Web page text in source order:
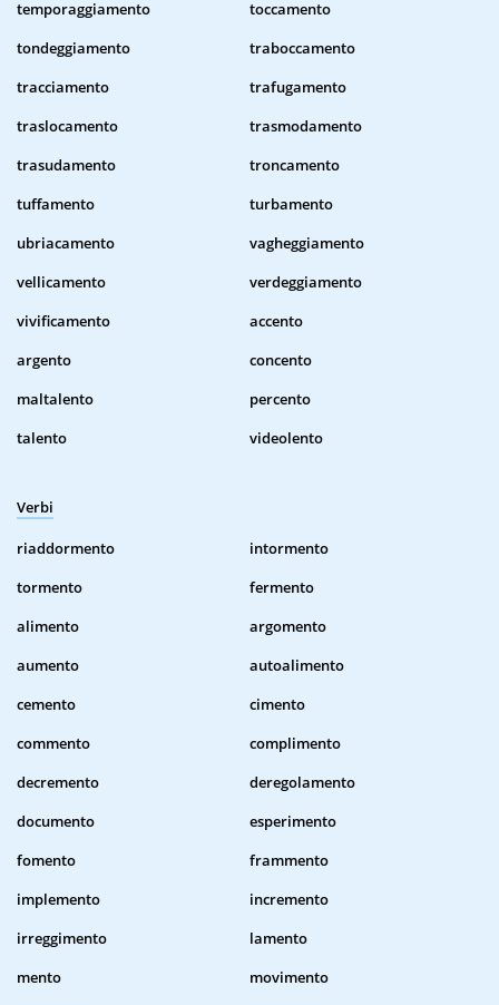
temporaggiamento
toccamento
tondeggiamento
traboccamento
tracciamento
trafugamento
traslocamento
trasmodamento
trasudamento
troncamento
tuffamento
turbamento
ubriacamento
vagheggiamento
vellicamento
verdeggiamento
vivificamento
accento
argento
concento
maltalento
percento
talento
videolento
Verbi
riaddormento
intormento
tormento
fermento
alimento
argomento
aumento
autoalimento
cemento
cimento
commento
complimento
decremento
deregolamento
documento
esperimento
fomento
frammento
implemento
incremento
irreggimento
lamento
mento
movimento